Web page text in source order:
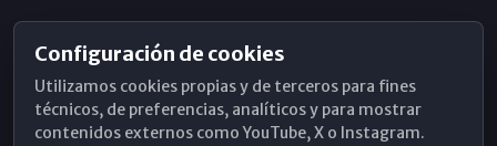
Horarios de Misa
Hemeroteca
WhatsApp
Configuración de cookies
Utilizamos cookies propias y de terceros para fines
técnicos, de preferencias, analíticos y para mostrar
contenidos externos como YouTube, X o Instagram.